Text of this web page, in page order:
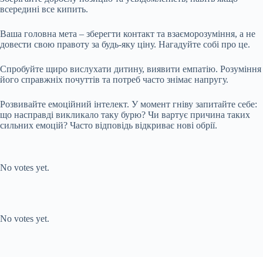
всередині все кипить.
Ваша головна мета – зберегти контакт та взаєморозуміння, а не
довести свою правоту за будь-яку ціну. Нагадуйте собі про це.
Спробуйте щиро вислухати дитину, виявити емпатію. Розуміння
його справжніх почуттів та потреб часто знімає напругу.
Розвивайте емоційний інтелект. У момент гніву запитайте себе:
що насправді викликало таку бурю? Чи вартує причина таких
сильних емоцій? Часто відповідь відкриває нові обрії.
No votes yet.
No votes yet.